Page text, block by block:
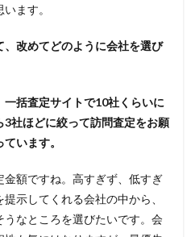
ます。
改めてどのように会社を選び
括査定サイトで10社くらいに
社ほどに絞って訪問査定をお願
います。
額ですね。高すぎず、低すぎ
示してくれる会社の中から、
なところを選びたいです。会